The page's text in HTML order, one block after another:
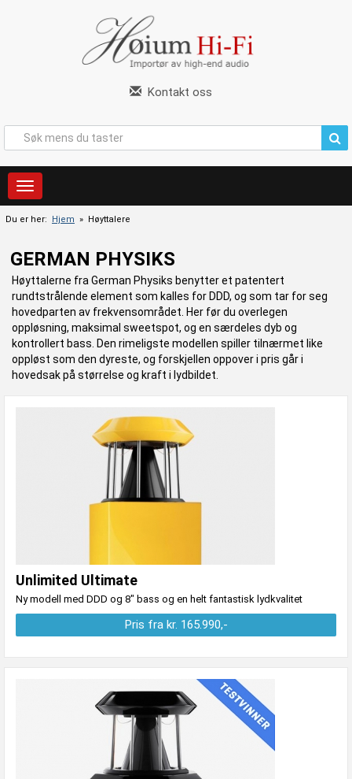
Kontakt oss
Du er her: Hjem » Høyttalere
GERMAN PHYSIKS
Høyttalerne fra German Physiks benytter et patentert
rundtstrålende element som kalles for DDD, og som tar for seg
hovedparten av frekvensområdet. Her før du overlegen
oppløsning, maksimal sweetspot, og en særdeles dyb og
kontrollert bass. Den rimeligste modellen spiller tilnærmet like
oppløst som den dyreste, og forskjellen oppover i pris går i
hovedsak på størrelse og kraft i lydbildet.
Unlimited Ultimate
Ny modell med DDD og 8" bass og en helt fantastisk lydkvalitet
Pris fra kr. 165.990,-